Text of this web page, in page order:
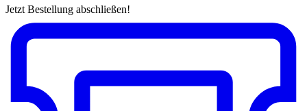
Jetzt Bestellung abschließen!